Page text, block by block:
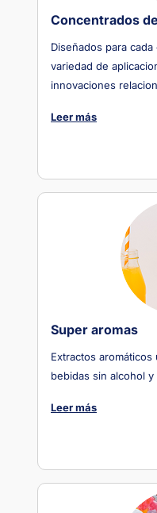
Concentrados
Diseñados para
variedad de
innovaciones
Leer más
Super aromas
Extractos
bebidas sin alcohol
Leer más